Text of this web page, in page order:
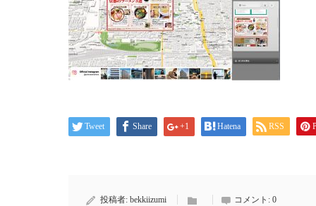
Tweet Share +1 Hatena RSS
投稿者: bekkiizumi コメント: 0